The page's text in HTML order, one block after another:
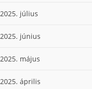
2025. július
2025. június
2025. május
2025. április